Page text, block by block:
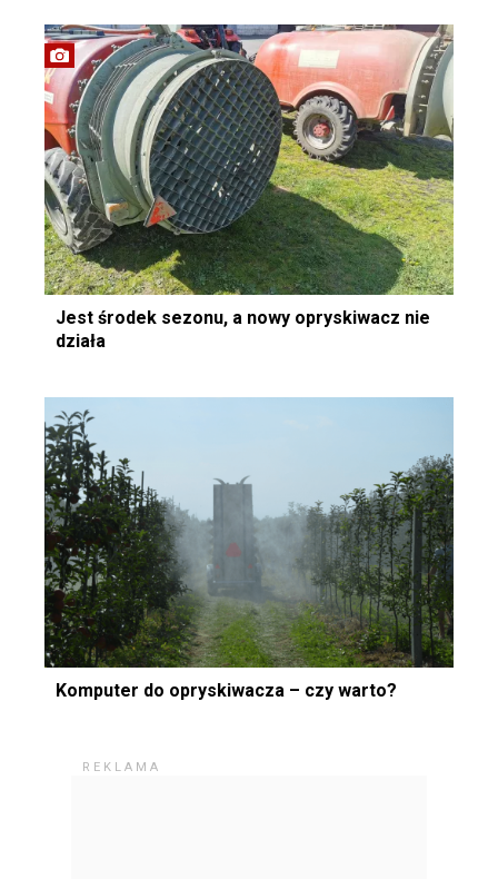
Jest środek sezonu, a nowy opryskiwacz nie
działa
Komputer do opryskiwacza – czy warto?